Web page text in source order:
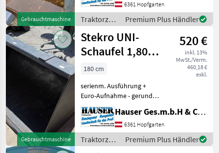
Gebrauchtmaschine
6361 Hopfgarten
Traktorzubehör
/ Stekro
Premium Plus Händler
Gebrauchtmaschine
Stekro UNI-
Schaufel 1,80m
Gerundet
520 €
inkl. 13%
MwSt./Verm.
460,18 €
exkl.
180 cm
serienm. Ausführung +
Euro-Aufnahme - gerundet
Traktorzubehör Frontlader-
Anbaugeräte
Hauser Ges.m.b.H & Co.KG
6361 Hopfgarten
Traktorzubehör
/ Stekro
Premium Plus Händler